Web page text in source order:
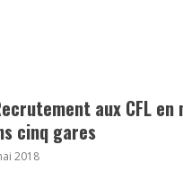
aux CFL en
cinq gares
2018